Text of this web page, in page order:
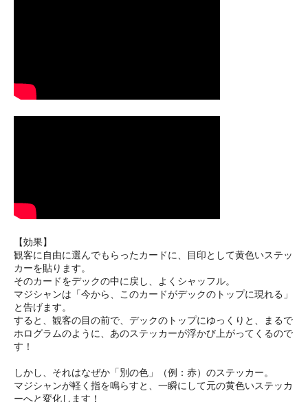
【効果】
観客に自由に選んでもらったカードに、目印として黄色いステッ
カーを貼ります。
そのカードをデックの中に戻し、よくシャッフル。
マジシャンは「今から、このカードがデックのトップに現れる」
と告げます。
すると、観客の目の前で、デックのトップにゆっくりと、まるで
ホログラムのように、あのステッカーが浮かび上がってくるので
す！
しかし、それはなぜか「別の色」（例：赤）のステッカー。
マジシャンが軽く指を鳴らすと、一瞬にして元の黄色いステッカ
ーへと変化します！